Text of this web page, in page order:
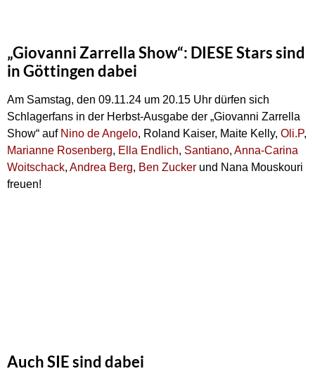
„Giovanni Zarrella Show“: DIESE Stars sind
in Göttingen dabei
Am Samstag, den 09.11.24 um 20.15 Uhr dürfen sich
Schlagerfans in der Herbst-Ausgabe der „Giovanni Zarrella
Show“ auf Nino de Angelo, Roland Kaiser, Maite Kelly, Oli.P,
Marianne Rosenberg, Ella Endlich, Santiano, Anna-Carina
Woitschack, Andrea Berg, Ben Zucker und Nana Mouskouri
freuen!
Auch SIE sind dabei